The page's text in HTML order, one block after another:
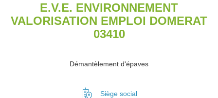
E.V.E. ENVIRONNEMENT
VALORISATION EMPLOI DOMERAT
03410
Démantèlement d'épaves
Siège social